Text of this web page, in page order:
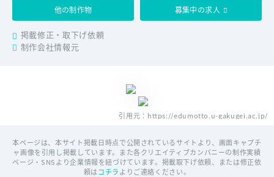
他の制作物 募集中の求人
掲載修正・取下げ依頼
制作会社情報元
引用元：https://edumotto.u-gakugei.ac.jp/
本ページは、本サイト掲載日時点で公開されているサイトより、画面キャプチ
ャ画像を引用し掲載しています。また各クリエイティブカンパニーの制作実績
ページ・SNSより企業情報を紐づけています。掲載取下げ依頼、または修正依
頼はコチラよりご連絡ください。